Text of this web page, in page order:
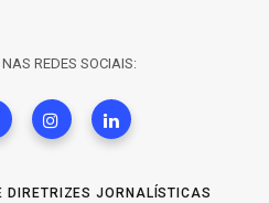
REDES SOCIAIS:
DIRETRIZES JORNALÍSTICAS